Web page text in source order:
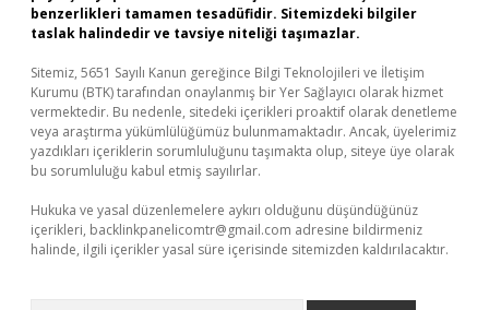
benzerlikleri tamamen tesadüfidir. Sitemizdeki bilgiler
taslak halindedir ve tavsiye niteliği taşımazlar.
Sitemiz, 5651 Sayılı Kanun gereğince Bilgi Teknolojileri ve İletişim
Kurumu (BTK) tarafından onaylanmış bir Yer Sağlayıcı olarak hizmet
vermektedir. Bu nedenle, sitedeki içerikleri proaktif olarak denetleme
veya araştırma yükümlülüğümüz bulunmamaktadır. Ancak, üyelerimiz
yazdıkları içeriklerin sorumluluğunu taşımakta olup, siteye üye olarak
bu sorumluluğu kabul etmiş sayılırlar.
Hukuka ve yasal düzenlemelere aykırı olduğunu düşündüğünüz
içerikleri, backlinkpanelicomtr@gmail.com adresine bildirmeniz
halinde, ilgili içerikler yasal süre içerisinde sitemizden kaldırılacaktır.